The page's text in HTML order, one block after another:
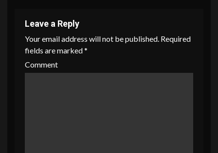
Leave a Reply
Your email address will not be published. Required
fields are marked*
Comment